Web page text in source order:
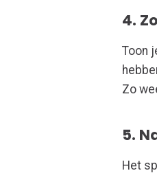
4.
Toon
Zo
5.
Het